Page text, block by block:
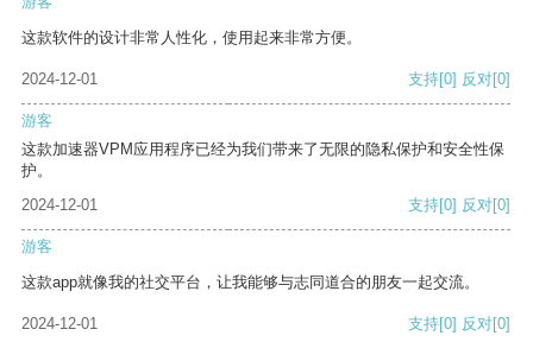
这款软件的设计非常人性化，使用起来非常方便。
2024-12-01 支持[0] 反对[0]
游客
这款加速器VPM应用程序已经为我们带来了无限的隐私保护和安全性保
护。
2024-12-01
支持[0] 反对[0]
游客
这款app就像我的社交平台，让我能够与志同道合的朋友一起交流。
2024-12-01 支持[0] 反对[0]